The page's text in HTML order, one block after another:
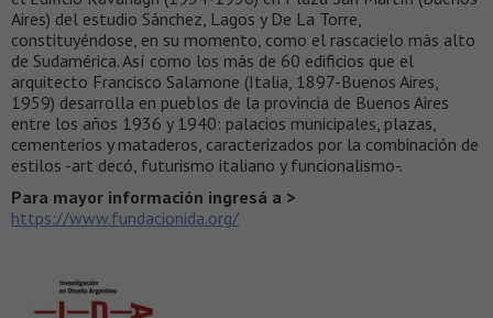
Aires) del estudio Sánchez, Lagos y De La Torre,
constituyéndose, en su momento, como el rascacielo más alto
de Sudamérica. Así como los más de 60 edificios que el
arquitecto Francisco Salamone (Italia, 1897-Buenos Aires,
1959) desarrolla en pueblos de la provincia de Buenos Aires
entre los años 1936 y 1940: palacios municipales, plazas,
cementerios y mataderos, caracterizados por la combinación de
estilos -art decó, futurismo italiano y funcionalismo-.
Para mayor información ingresá a >
https://www.fundacionida.org/